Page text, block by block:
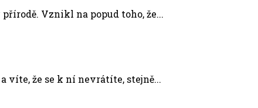
Vznikl na popud toho, že...
víte, že se k ní nevrátíte, stejně...